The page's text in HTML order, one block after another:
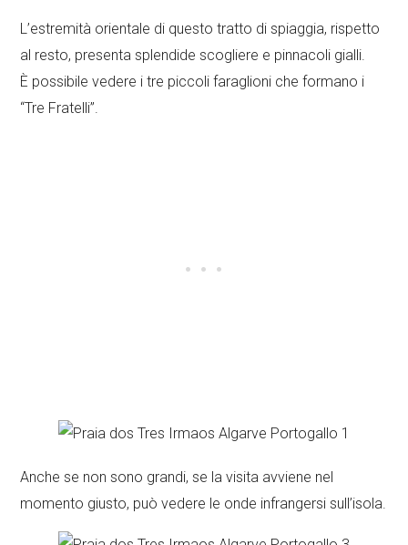
L’estremità orientale di questo tratto di spiaggia, rispetto
al resto, presenta splendide scogliere e pinnacoli gialli.
È possibile vedere i tre piccoli faraglioni che formano i
“Tre Fratelli”.
Anche se non sono grandi, se la visita avviene nel
momento giusto, può vedere le onde infrangersi sull’isola.